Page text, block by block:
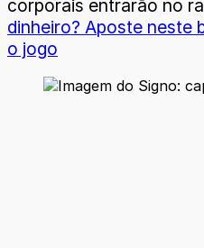
corporais entrarão no
dinheiro? Aposte neste
o jogo